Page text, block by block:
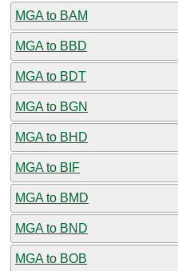
MGA to BAM
MGA to BBD
MGA to BDT
MGA to BGN
MGA to BHD
MGA to BIF
MGA to BMD
MGA to BND
MGA to BOB